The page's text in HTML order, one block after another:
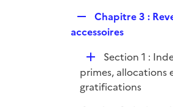
e
l
i
e
Chapitre 3 :
accessoires
D
é
p
Section 1 :
primes, allocations
gratifications